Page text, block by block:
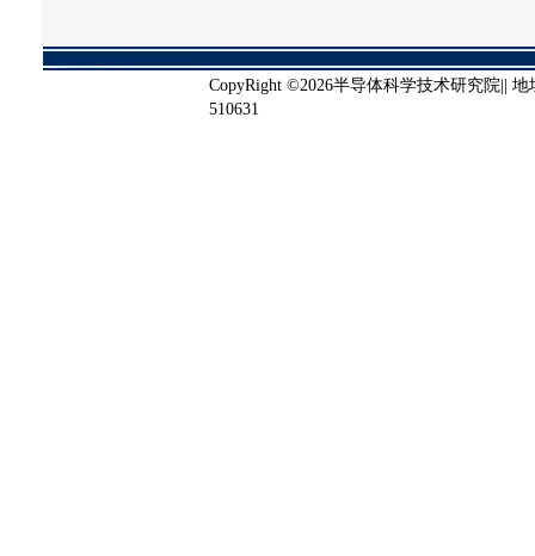
CopyRight ©2026半导体科学技术研究院||
510631